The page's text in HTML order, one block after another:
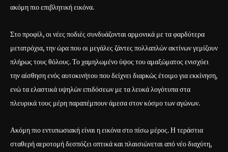
ακόμη πιο επιβλητική εικόνα.
Στο προφίλ, οι νέες ποδιές συνδυάζονται αρμονικά με τα φαρδύτερα
μετατρόχια, την ώρα που οι μεγάλες ζάντες πολλαπλών ακτίνων γεμίζουν
πλήρως τους θόλους. Το χαμηλωμένο ύψος του αμαξώματος ενισχύει
την αίσθηση ενός αυτοκινήτου που δείχνει διαρκώς έτοιμο για εκκίνηση,
ενώ τα ελαστικά υψηλών επιδόσεων με τα λευκά λογότυπα στα
πλευρικά τους μέρη παραπέμπουν άμεσα στον κόσμο των αγώνων.
Ακόμη πιο εντυπωσιακή είναι η εικόνα στο πίσω μέρος. Η τεράστια
σταθερή αεροτομή δεσπόζει οπτικά και πλαισιώνεται από νέο διαχύτη,